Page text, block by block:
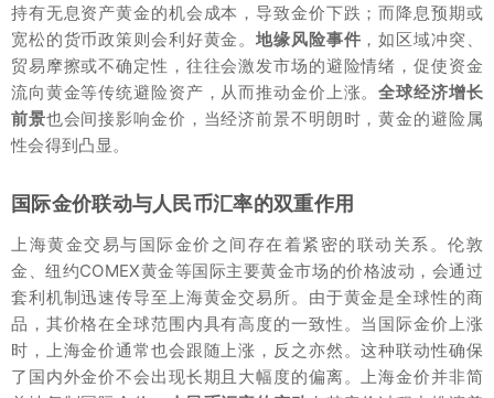
持有无息资产黄金的机会成本，导致金价下跌；而降息预期或
宽松的货币政策则会利好黄金。地缘风险事件 ，如区域冲突、
贸易摩擦或不确定性，往往会激发市场的避险情绪，促使资金
流向黄金等传统避险资产，从而推动金价上涨。全球经济增长
前景也会间接影响金价，当经济前景不明朗时，黄金的避险属
性会得到凸显。
国际金价联动与人民币汇率的双重作用
上海黄金交易与国际金价之间存在着紧密的联动关系。伦敦
金、纽约COMEX黄金等国际主要黄金市场的价格波动，会通过
套利机制迅速传导至上海黄金交易所。由于黄金是全球性的商
品，其价格在全球范围内具有高度的一致性。当国际金价上涨
时，上海金价通常也会跟随上涨，反之亦然。这种联动性确保
了国内外金价不会出现长期且大幅度的偏离。上海金价并非简